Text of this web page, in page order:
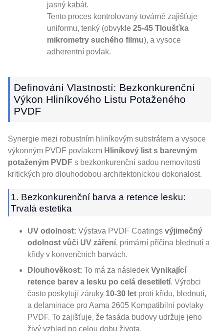
jasný kabát.
Tento proces kontrolovaný továrně zajišťuje
uniformu, tenký (obvykle 25-45 Tloušťka
mikrometry suchého filmu), a vysoce
adherentní povlak.
Definování Vlastností: Bezkonkurenční
Výkon Hliníkového Listu Potaženého
PVDF
Synergie mezi robustním hliníkovým substrátem a vysoce
výkonným PVDF povlakem Hliníkový list s barevným
potaženým PVDF s bezkonkurenční sadou nemovitostí
kritických pro dlouhodobou architektonickou dokonalost.
1. Bezkonkurenční barva a retence lesku:
Trvalá estetika
UV odolnost: Výstava PVDF Coatings výjimečný
odolnost vůči UV záření, primární příčina blednutí a
křídy v konvenčních barvách.
Dlouhověkost: To má za následek Vynikající
retence barev a lesku po celá desetiletí. Výrobci
často poskytují záruky 10-30 let proti křídu, blednutí,
a delaminace pro Aama 2605 Kompatibilní povlaky
PVDF. To zajišťuje, že fasáda budovy udržuje jeho
živý vzhled po celou dobu života.